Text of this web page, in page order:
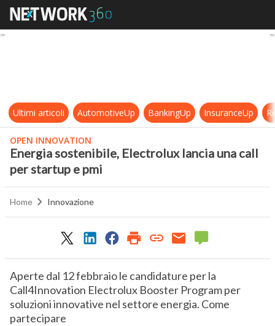
Energia sostenibile, Electrolux
Ultimi articoli AutomotiveUp BankingUp InsuranceUp
OPEN INNOVATION
Energia sostenibile, Electrolux lancia una call
per startup e pmi
Home Innovazione
Aperte dal 12 febbraio le candidature per la
Call4Innovation Electrolux Booster Program per
soluzioni innovative nel settore energia. Come
partecipare